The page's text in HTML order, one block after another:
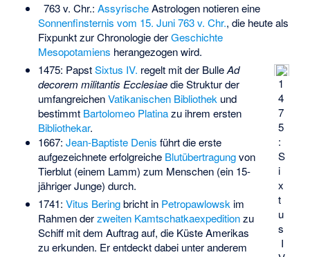
763 v. Chr.: AssyrischeAstrologen notieren eine
Sonnenfinsternis vom 15. Juni 763 v. Chr., die heute als
Fixpunkt zur Chronologie derGeschichte
Mesopotamiens herangezogen wird.
1
4
7
5
:
S
i
x
t
u
s
I
1475: PapstSixtus IV. regelt mit der BulleAd
decorem militantis Ecclesiaedie Struktur der
umfangreichenVatikanischen Bibliothek und
bestimmt Bartolomeo Platinazu ihrem ersten
Bibliothekar.
1667: Jean-Baptiste Denis führt die erste
aufgezeichnete erfolgreiche Blutübertragungvon
Tierblut (einem Lamm) zum Menschen (ein 15-
jähriger Junge) durch.
1741: Vitus Beringbricht in Petropawlowsk im
Rahmen derzweiten Kamtschatkaexpeditionzu
Schiff mit dem Auftrag auf, die Küste Amerikas
zu erkunden. Er entdeckt dabei unter anderem